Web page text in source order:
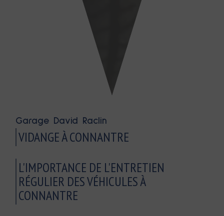
Garage David Raclin
VIDANGE À CONNANTRE
L'IMPORTANCE DE L'ENTRETIEN
RÉGULIER DES VÉHICULES À
CONNANTRE